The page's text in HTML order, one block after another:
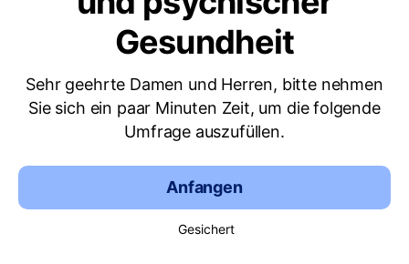
Gesundheit
Sehr geehrte Damen und Herren, bitte nehmen
Sie sich ein paar Minuten Zeit, um die folgende
Umfrage auszufüllen.
Anfangen
Gesichert